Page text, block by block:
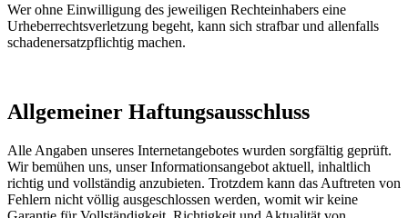
Wer ohne Einwilligung des jeweiligen Rechteinhabers eine
Urheberrechtsverletzung begeht, kann sich strafbar und allenfalls
schadenersatzpflichtig machen.
Allgemeiner Haftungsausschluss
Alle Angaben unseres Internetangebotes wurden sorgfältig geprüft.
Wir bemühen uns, unser Informationsangebot aktuell, inhaltlich
richtig und vollständig anzubieten. Trotzdem kann das Auftreten von
Fehlern nicht völlig ausgeschlossen werden, womit wir keine